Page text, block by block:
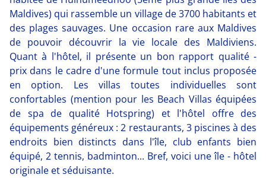
Maldives) qui rassemble un village de 3700 habitants et
des plages sauvages. Une occasion rare aux Maldives
de pouvoir découvrir la vie locale des Maldiviens.
Quant à l'hôtel, il présente un bon rapport qualité -
prix dans le cadre d'une formule tout inclus proposée
en option. Les villas toutes individuelles sont
confortables (mention pour les Beach Villas équipées
de spa de qualité Hotspring) et l'hôtel offre des
équipements généreux : 2 restaurants, 3 piscines à des
endroits bien distincts dans l'île, club enfants bien
équipé, 2 tennis, badminton... Bref, voici une île - hôtel
originale et séduisante.